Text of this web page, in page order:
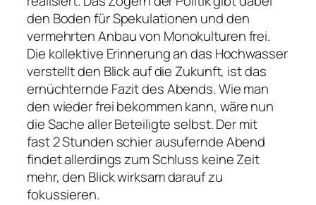
den Boden für Spekulationen und den
vermehrten Anbau von Monokulturen frei.
Die kollektive Erinnerung an das Hochwasser
verstellt den Blick auf die Zukunft, ist das
ernüchternde Fazit des Abends. Wie man
den wieder frei bekommen kann, wäre nun
die Sache aller Beteiligte selbst. Der mit
fast 2 Stunden schier ausufernde Abend
findet allerdings zum Schluss keine Zeit
mehr, den Blick wirksam darauf zu
fokussieren.